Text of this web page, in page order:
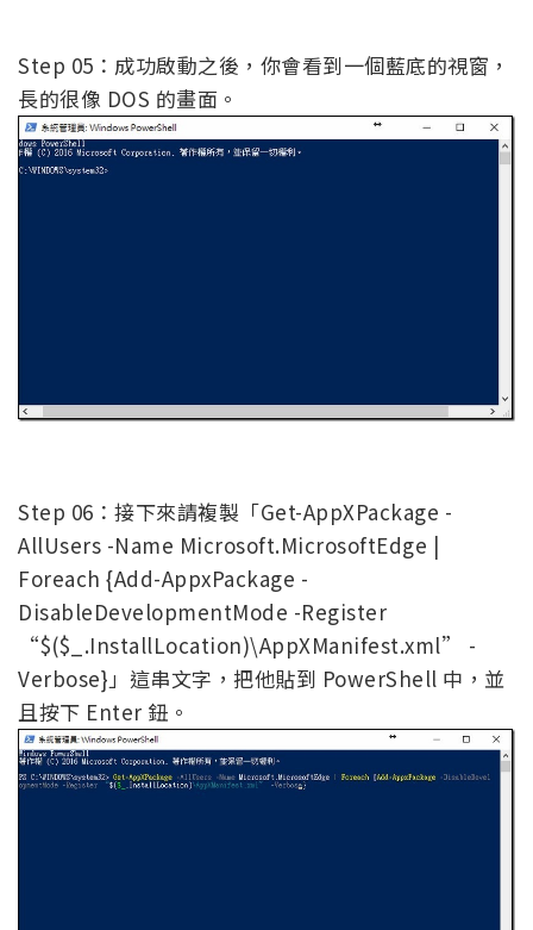
Step 05：成功啟動之後，你會看到一個藍底的視窗，
長的很像 DOS 的畫面。
Step 06：接下來請複製「Get-AppXPackage -
AllUsers -Name Microsoft.MicrosoftEdge |
Foreach {Add-AppxPackage -
DisableDevelopmentMode -Register
“$($_.InstallLocation)\AppXManifest.xml” -
Verbose}」這串文字，把他貼到 PowerShell 中，並
且按下 Enter 鈕。